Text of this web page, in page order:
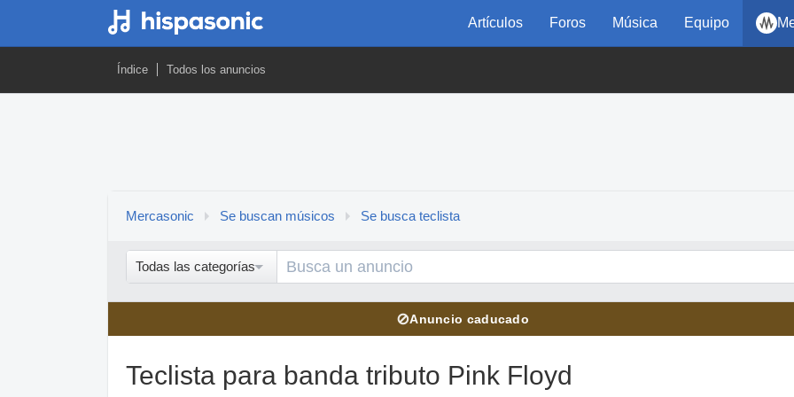
Artículos Foros Música Equipo
Índice Todos los anuncios
Mercasonic Se buscan músicos Se busca teclista
Todas las categorías
⊘Anuncio caducado
Teclista para banda tributo Pink Floyd